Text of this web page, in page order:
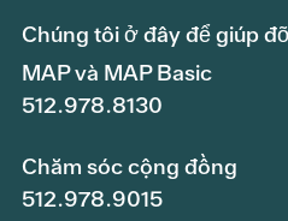
Chúng tôi ở đây để giúp
MAP và MAP Basic
512.978.8130
Chăm sóc cộng đồng
512.978.9015